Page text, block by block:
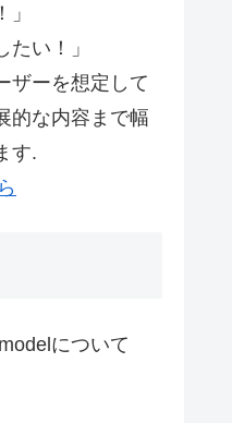
たい！」
ザーを想定して
的な内容まで幅
す.
について